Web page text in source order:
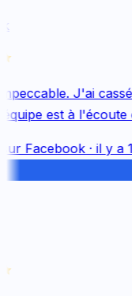
J'ai
est à l'écoute
Facebook· il y a 1